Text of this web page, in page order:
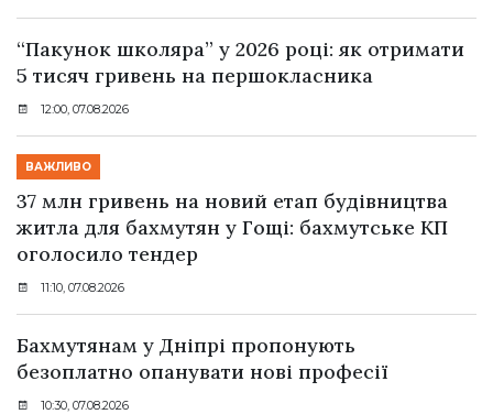
“Пакунок школяра” у 2026 році: як отримати
5 тисяч гривень на першокласника
12:00, 07.08.2026
ВАЖЛИВО
37 млн гривень на новий етап будівництва
житла для бахмутян у Гощі: бахмутське КП
оголосило тендер
11:10, 07.08.2026
Бахмутянам у Дніпрі пропонують
безоплатно опанувати нові професії
10:30, 07.08.2026